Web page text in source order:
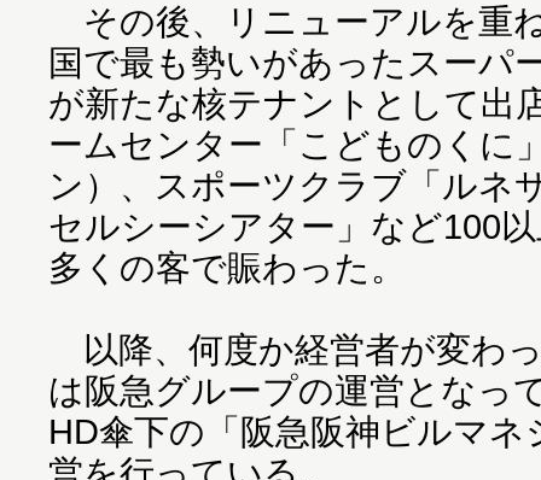
その後、リニューアルを重
国で最も勢いがあったスーパ
が新たな核テナントとして出
ームセンター「こどものくに
ン）、スポーツクラブ「ルネ
セルシーシアター」など100
多くの客で賑わった。
以降、何度か経営者が変わ
は阪急グループの運営となっ
HD傘下の「阪急阪神ビルマ